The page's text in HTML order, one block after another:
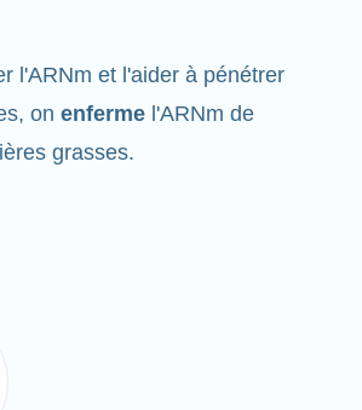
l'ARNm et l'aider à pénétrer
onenferme l'ARNm de
grasses.